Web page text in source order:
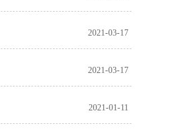
2021-03-17
2021-03-17
2021-01-11